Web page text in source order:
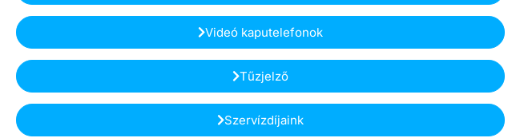
Videó kaputelefonok
Tűzjelző
Szervízdíjaink